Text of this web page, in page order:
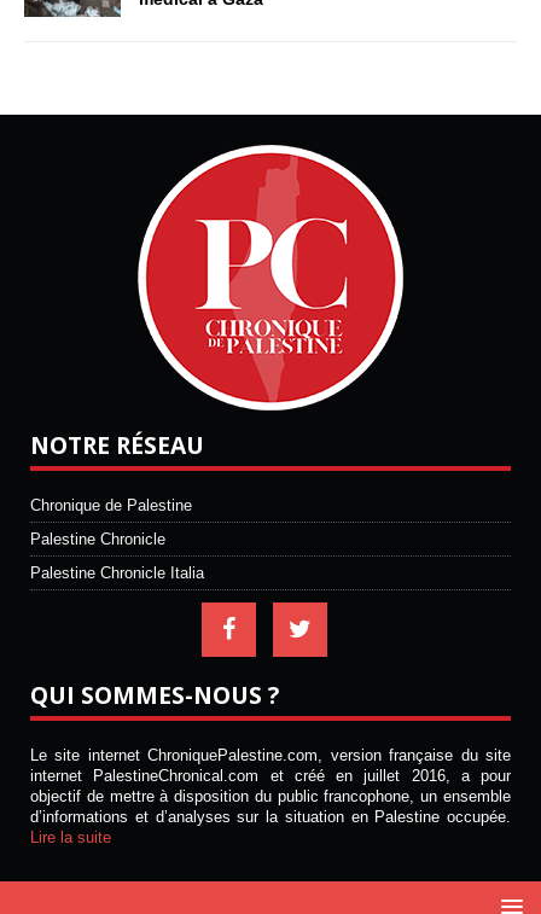
NOTRE RÉSEAU
Chronique de Palestine
Palestine Chronicle
Palestine Chronicle Italia
QUI SOMMES-NOUS ?
Le site internet ChroniquePalestine.com, version française du site
internet PalestineChronical.com et créé en juillet 2016, a pour
objectif de mettre à disposition du public francophone, un ensemble
d’informations et d’analyses sur la situation en Palestine occupée.
Lire la suite